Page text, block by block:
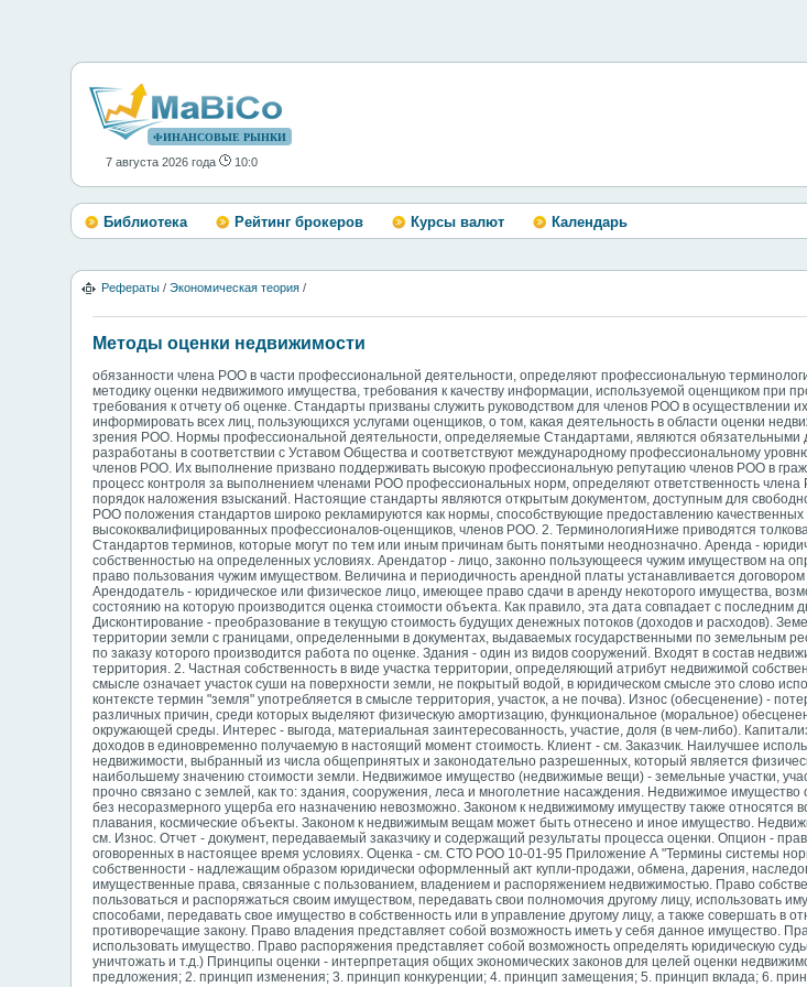
ФИНАНСОВЫЕ РЫНКИ
7 августа 2026 года 10:0
Библиотека Рейтинг брокеров Курсы валют Календарь
Рефераты / Экономическая теория /
Методы оценки недвижимости
обязанности члена РОО в части профессиональной деятельности, определяют профессиональную
методику оценки недвижимого имущества, требования к качеству информации, используемой оценщиком при
требования к отчету об оценке. Стандарты призваны служить руководством для членов РОО в осуществлении
информировать всех лиц, пользующихся услугами оценщиков, о том, какая деятельность в области оценки
зрения РОО. Нормы профессиональной деятельности, определяемые Стандартами, являются обязательными
разработаны в соответствии с Уставом Общества и соответствуют международному профессиональному
членов РОО. Их выполнение призвано поддерживать высокую профессиональную репутацию членов РОО в
процесс контроля за выполнением членами РОО профессиональных норм, определяют ответственность
порядок наложения взысканий. Настоящие стандарты являются открытым документом, доступным для
РОО положения стандартов широко рекламируются как нормы, способствующие предоставлению качественных
высококвалифицированных профессионалов-оценщиков, членов РОО. 2. ТерминологияНиже приводятся
Стандартов терминов, которые могут по тем или иным причинам быть понятыми неоднозначно. Аренда -
собственностью на определенных условиях. Арендатор - лицо, законно пользующееся чужим имуществом на
право пользования чужим имуществом. Величина и периодичность арендной платы устанавливается
Арендодатель - юридическое или физическое лицо, имеющее право сдачи в аренду некоторого имущества,
состоянию на которую производится оценка стоимости объекта. Как правило, эта дата совпадает с
Дисконтирование - преобразование в текущую стоимость будущих денежных потоков (доходов и расходов).
территории земли с границами, определенными в документах, выдаваемых государственными по земельным
по заказу которого производится работа по оценке. Здания - один из видов сооружений. Входят в состав
территория. 2. Частная собственность в виде участка территории, определяющий атрибут недвижимой
смысле означает участок суши на поверхности земли, не покрытый водой, в юридическом смысле это слово
контексте термин "земля" употребляется в смысле территория, участок, а не почва). Износ (обесценение) -
различных причин, среди которых выделяют физическую амортизацию, функциональное (моральное)
окружающей среды. Интерес - выгода, материальная заинтересованность, участие, доля (в чем-либо).
доходов в единовременно получаемую в настоящий момент стоимость. Клиент - см. Заказчик. Наилучшее
недвижимости, выбранный из числа общепринятых и законодательно разрешенных, который является
наибольшему значению стоимости земли. Недвижимое имущество (недвижимые вещи) - земельные участки,
прочно связано с землей, как то: здания, сооружения, леса и многолетние насаждения. Недвижимое
без несоразмерного ущерба его назначению невозможно. Законом к недвижимому имуществу также относятся
плавания, космические объекты. Законом к недвижимым вещам может быть отнесено и иное имущество.
см. Износ. Отчет - документ, передаваемый заказчику и содержащий результаты процесса оценки. Опцион -
оговоренных в настоящее время условиях. Оценка - см. СТО РОО 10-01-95 Приложение А "Термины системы
собственности - надлежащим образом юридически оформленный акт купли-продажи, обмена, дарения,
имущественные права, связанные с пользованием, владением и распоряжением недвижимостью. Право
пользоваться и распоряжаться своим имуществом, передавать свои полномочия другому лицу, использовать
способами, передавать свое имущество в собственность или в управление другому лицу, а также совершать в
противоречащие закону. Право владения представляет собой возможность иметь у себя данное имущество.
использовать имущество. Право распоряжения представляет собой возможность определять юридическую
уничтожать и т.д.) Принципы оценки - интерпретация общих экономических законов для целей оценки
предложения; 2. принцип изменения; 3. принцип конкуренции; 4. принцип замещения; 5. принцип вклада; 6.